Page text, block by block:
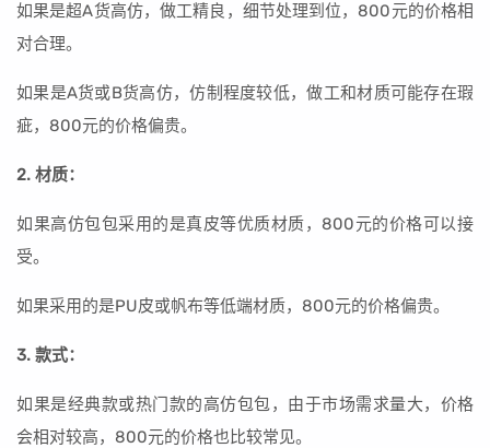
如果是超A货高仿，做工精良，细节处理到位，800元的价格相
对合理。
如果是A货或B货高仿，仿制程度较低，做工和材质可能存在瑕
疵，800元的价格偏贵。
2. 材质：
如果高仿包包采用的是真皮等优质材质，800元的价格可以接
受。
如果采用的是PU皮或帆布等低端材质，800元的价格偏贵。
3. 款式：
如果是经典款或热门款的高仿包包，由于市场需求量大，价格
会相对较高，800元的价格也比较常见。